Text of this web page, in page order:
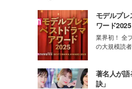
モデルプ
ワード2025
業界初！ 全
の大規模読
著名人が語
訣」